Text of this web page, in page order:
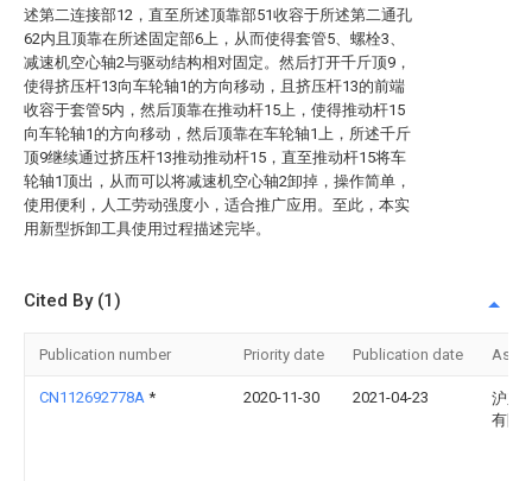
述第二连接部12，直至所述顶靠部51收容于所述第二通孔
62内且顶靠在所述固定部6上，从而使得套管5、螺栓3、
减速机空心轴2与驱动结构相对固定。然后打开千斤顶9，
使得挤压杆13向车轮轴1的方向移动，且挤压杆13的前端
收容于套管5内，然后顶靠在推动杆15上，使得推动杆15
向车轮轴1的方向移动，然后顶靠在车轮轴1上，所述千斤
顶9继续通过挤压杆13推动推动杆15，直至推动杆15将车
轮轴1顶出，从而可以将减速机空心轴2卸掉，操作简单，
使用便利，人工劳动强度小，适合推广应用。至此，本实
用新型拆卸工具使用过程描述完毕。
Cited By (1)
Publication number Priority date Publication date
CN112692778A * 2020-11-30 2021-04-23
沪东
有限